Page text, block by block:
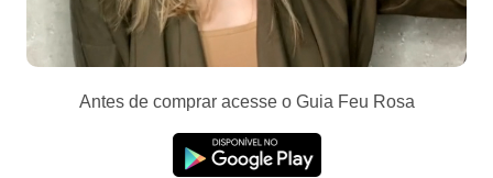
Antes de comprar acesse o Guia Feu Rosa